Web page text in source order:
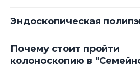
Эндоскопическая
Почему стоит пройти
колоноскопию в